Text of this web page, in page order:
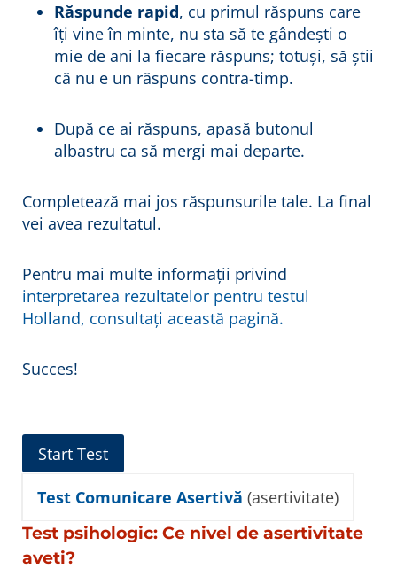
Răspunde rapid, cu primul răspuns care
îți vine în minte, nu sta să te gândești o
mie de ani la fiecare răspuns; totuși, să știi
că nu e un răspuns contra-timp.
După ce ai răspuns, apasă butonul
albastru ca să mergi mai departe.
Completează mai jos răspunsurile tale. La final
vei avea rezultatul.
Pentru mai multe informații privind
interpretarea rezultatelor pentru testul
Holland, consultați această pagină.
Succes!
Test Comunicare Asertivă (asertivitate)
Test psihologic: Ce nivel de asertivitate
aveti?